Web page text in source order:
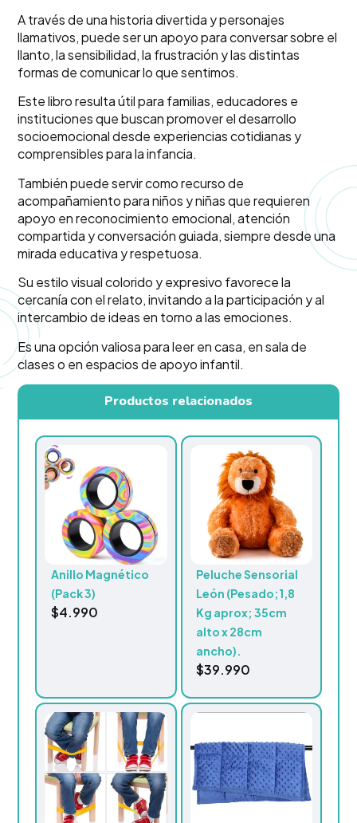
A través de una historia divertida y personajes
llamativos, puede ser un apoyo para conversar sobre el
llanto, la sensibilidad, la frustración y las distintas
formas de comunicar lo que sentimos.
Este libro resulta útil para familias, educadores e
instituciones que buscan promover el desarrollo
socioemocional desde experiencias cotidianas y
comprensibles para la infancia.
También puede servir como recurso de
acompañamiento para niños y niñas que requieren
apoyo en reconocimiento emocional, atención
compartida y conversación guiada, siempre desde una
mirada educativa y respetuosa.
Su estilo visual colorido y expresivo favorece la
cercanía con el relato, invitando a la participación y al
intercambio de ideas en torno a las emociones.
Es una opción valiosa para leer en casa, en sala de
clases o en espacios de apoyo infantil.
Productos relacionados
Anillo Magnético
(Pack 3)
$4.990
Peluche Sensorial
León (Pesado;1,8
Kg aprox; 35cm
alto x 28cm
ancho).
$39.990